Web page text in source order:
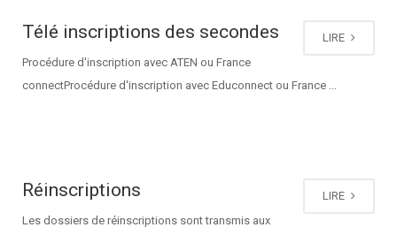
LIRE
Télé inscriptions des secondes
Procédure d'inscription avec ATEN ou France
connectProcédure d'inscription avec Educonnect ou France ...
LIRE
Réinscriptions
Les dossiers de réinscriptions sont transmis aux